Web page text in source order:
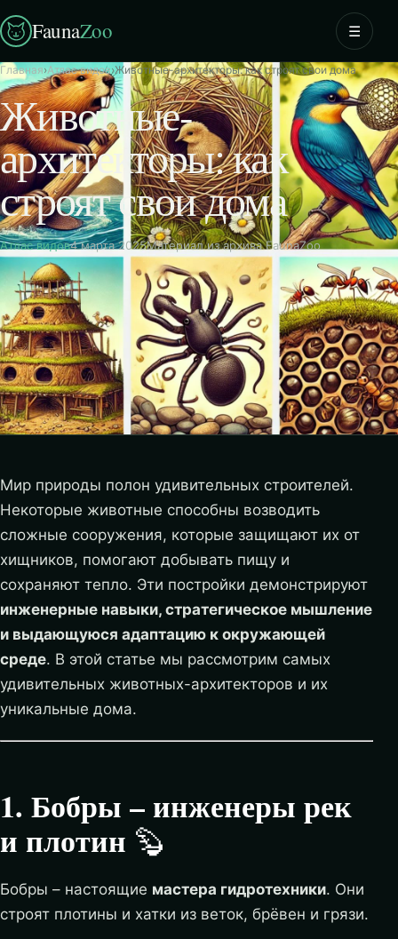
FaunaZoo ☰
Главная›Атлас видов›Животные-архитекторы: как строят свои дома
Животные-
архитекторы: как
строят свои дома
Атлас видов4 марта 2025Материал из архива FaunaZoo
Мир природы полон удивительных строителей.
Некоторые животные способны возводить
сложные сооружения, которые защищают их от
хищников, помогают добывать пищу и
сохраняют тепло. Эти постройки демонстрируют
инженерные навыки, стратегическое мышление
и выдающуюся адаптацию к окружающей
среде. В этой статье мы рассмотрим самых
удивительных животных-архитекторов и их
уникальные дома.
1. Бобры – инженеры рек
и плотин 🦫
Бобры – настоящие мастера гидротехники. Они
строят плотины и хатки из веток, брёвен и грязи.